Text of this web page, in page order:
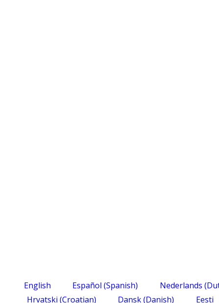
English Español (Spanish) Nederlands (
Hrvatski (Croatian) Dansk(Danish)
Eesti